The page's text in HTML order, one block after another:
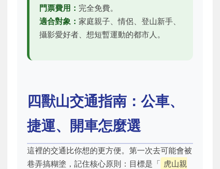
門票費用： 完全免費。
適合對象： 家庭親子、情侶、登山新手、
攝影愛好者、想短暫運動的都市人。
四獸山交通指南：公車、
捷運、開車怎麼選
這裡的交通比你想的更方便。第一次去可能會被
巷弄搞糊塗，記住核心原則：目標是「 虎山親